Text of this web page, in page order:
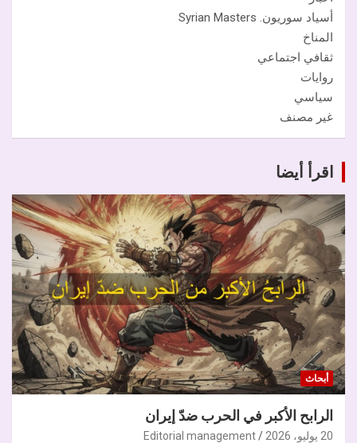
أسياد سوريون. Syrian Masters
المناخ
ثقافي اجتماعي
روايات
سياسي
غير مصنف
اقرأ أيضا
أبحاث
الرابح الأكبر في الحرب ضدّ إيران
20 يوليو، 2026 Editorial management